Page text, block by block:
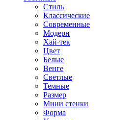
Стиль
Классические
Современные
Модерн
Хай-тек
Цвет
Белые
Венге
Светлые
Темные
Размер
Мини стенки
Форма